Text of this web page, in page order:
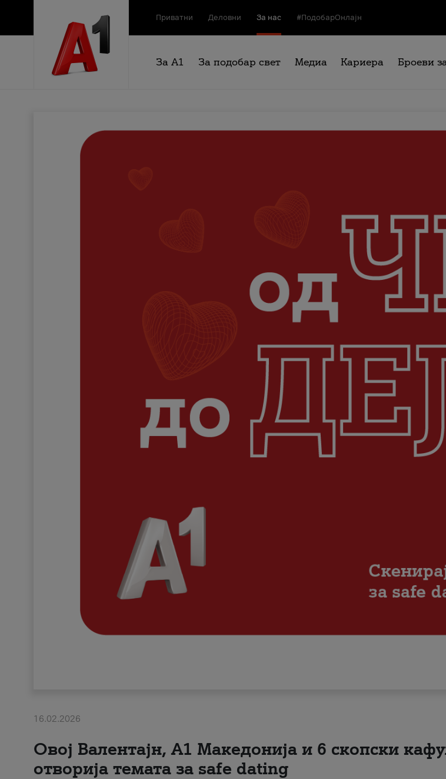
Приватни Деловни За нас #ПодобарОнлајн
За А1 За подобар свет Медиа Кариера Броеви
16.02.2026
Овој Валентајн, A1 Македонија и 6 скопски
отворија темата за safe dating